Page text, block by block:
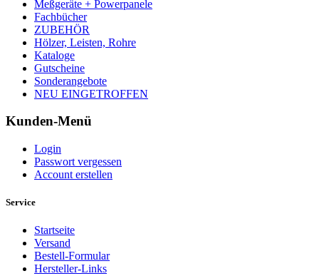
Meßgeräte + Powerpanele
Fachbücher
ZUBEHÖR
Hölzer, Leisten, Rohre
Kataloge
Gutscheine
Sonderangebote
NEU EINGETROFFEN
Kunden-Menü
Login
Passwort vergessen
Account erstellen
Service
Startseite
Versand
Bestell-Formular
Hersteller-Links